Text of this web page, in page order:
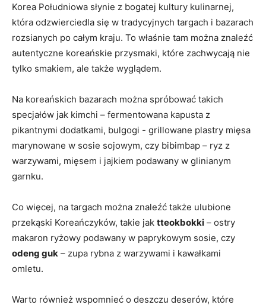
Korea Południowa słynie z bogatej kultury kulinarnej,
która odzwierciedla się⁢ w tradycyjnych targach ⁢i bazarach
rozsianych po całym kraju. To właśnie tam można znaleźć
autentyczne koreańskie przysmaki, które zachwycają nie‌
tylko smakiem, ale także wyglądem.
Na koreańskich ‌bazarach można spróbować takich
specjałów jak kimchi – fermentowana kapusta z
pikantnymi dodatkami, bulgogi -⁢ grillowane ​plastry ⁣mięsa
marynowane w ​sosie sojowym,‌ czy bibimbap – ryz z​
warzywami, mięsem i jajkiem podawany w glinianym
garnku.
Co ​więcej, na targach można znaleźć także ulubione
przekąski Koreańczyków, takie⁣ jak tteokbokki – ostry
‌makaron ryżowy podawany ‍w ‌paprykowym⁣ sosie, ‍czy
odeng guk – zupa rybna z warzywami i⁤ kawałkami
omletu.
Warto ⁣również ‌wspomnieć ⁣o deszczu⁤ deserów, ⁣które